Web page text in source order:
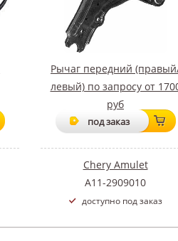
Рычаг передний
левый) по запросу от
руб
под заказ
Chery Amulet
A11-2909010
доступно под заказ